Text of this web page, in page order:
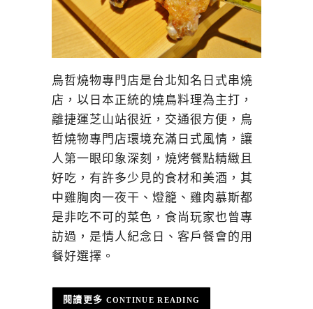
鳥哲燒物專門店是台北知名日式串燒
店，以日本正統的燒鳥料理為主打，
離捷運芝山站很近，交通很方便，鳥
哲燒物專門店環境充滿日式風情，讓
人第一眼印象深刻，燒烤餐點精緻且
好吃，有許多少見的食材和美酒，其
中雞胸肉一夜干、燈籠、雞肉慕斯都
是非吃不可的菜色，食尚玩家也曾專
訪過，是情人紀念日、客戶餐會的用
餐好選擇。
CONTINUE READING